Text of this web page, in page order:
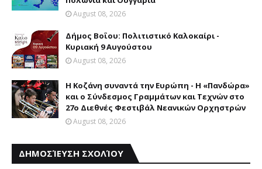
August 08, 2026
Δήμος Βοΐου: Πολιτιστικό Καλοκαίρι -
Κυριακή 9 Αυγούστου
August 08, 2026
Η Κοζάνη συναντά την Ευρώπη - Η «Πανδώρα»
και ο Σύνδεσμος Γραμμάτων και Τεχνών στο
27ο Διεθνές Φεστιβάλ Νεανικών Ορχηστρών
August 08, 2026
ΔΗΜΟΣΊΕΥΣΗ ΣΧΟΛΊΟΥ